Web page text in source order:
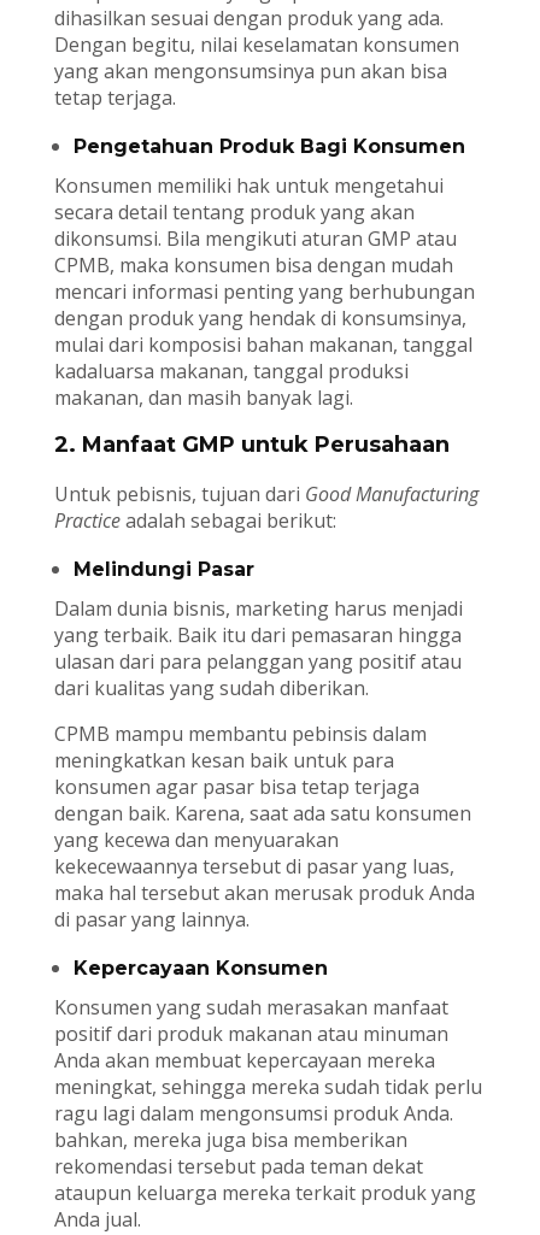
dihasilkan sesuai dengan produk yang ada.
Dengan begitu, nilai keselamatan konsumen
yang akan mengonsumsinya pun akan bisa
tetap terjaga.
Pengetahuan Produk Bagi Konsumen
Konsumen memiliki hak untuk mengetahui
secara detail tentang produk yang akan
dikonsumsi. Bila mengikuti aturan GMP atau
CPMB, maka konsumen bisa dengan mudah
mencari informasi penting yang berhubungan
dengan produk yang hendak di konsumsinya,
mulai dari komposisi bahan makanan, tanggal
kadaluarsa makanan, tanggal produksi
makanan, dan masih banyak lagi.
2. Manfaat GMP untuk Perusahaan
Untuk pebisnis, tujuan dari Good Manufacturing
Practiceadalah sebagai berikut:
Melindungi Pasar
Dalam dunia bisnis, marketing harus menjadi
yang terbaik. Baik itu dari pemasaran hingga
ulasan dari para pelanggan yang positif atau
dari kualitas yang sudah diberikan.
CPMB mampu membantu pebinsis dalam
meningkatkan kesan baik untuk para
konsumen agar pasar bisa tetap terjaga
dengan baik. Karena, saat ada satu konsumen
yang kecewa dan menyuarakan
kekecewaannya tersebut di pasar yang luas,
maka hal tersebut akan merusak produk Anda
di pasar yang lainnya.
Kepercayaan Konsumen
Konsumen yang sudah merasakan manfaat
positif dari produk makanan atau minuman
Anda akan membuat kepercayaan mereka
meningkat, sehingga mereka sudah tidak perlu
ragu lagi dalam mengonsumsi produk Anda.
bahkan, mereka juga bisa memberikan
rekomendasi tersebut pada teman dekat
ataupun keluarga mereka terkait produk yang
Anda jual.